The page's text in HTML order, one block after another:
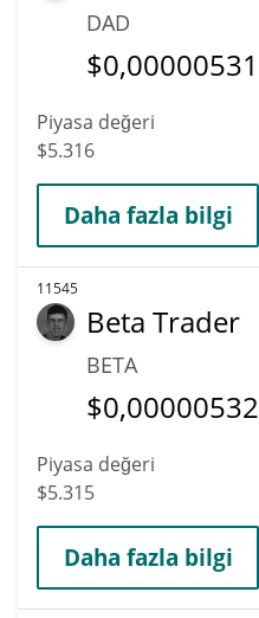
DAD
$0,00000531
Piyasa değeri
$5.316
Daha fazla bilgi
11545
Beta Trader
BETA
$0,00000532
Piyasa değeri
$5.315
Daha fazla bilgi